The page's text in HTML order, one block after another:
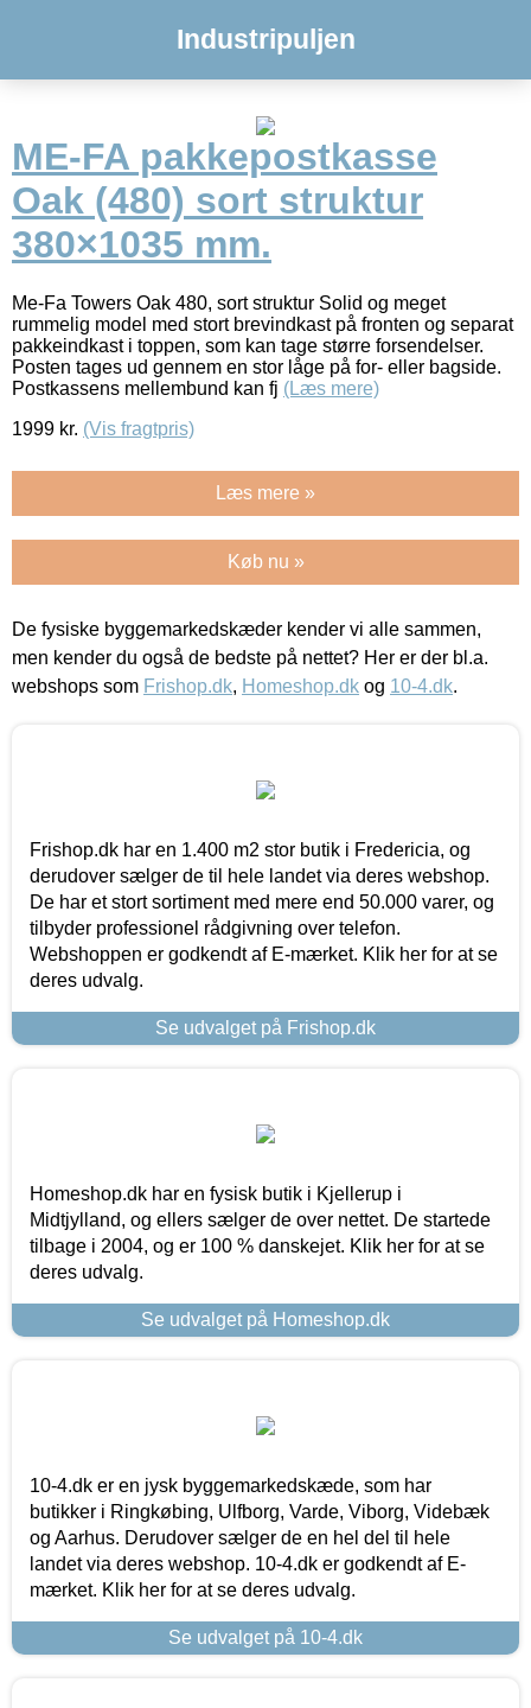
Industripuljen
ME-FA pakkepostkasse
Oak (480) sort struktur
380×1035 mm.
Me-Fa Towers Oak 480, sort struktur Solid og meget
rummelig model med stort brevindkast på fronten og separat
pakkeindkast i toppen, som kan tage større forsendelser.
Posten tages ud gennem en stor låge på for- eller bagside.
Postkassens mellembund kan fj (Læs mere)
1999 kr. (Vis fragtpris)
Læs mere »
Køb nu »
De fysiske byggemarkedskæder kender vi alle sammen,
men kender du også de bedste på nettet? Her er der bl.a.
webshops som Frishop.dk, Homeshop.dk og 10-4.dk.
Frishop.dk har en 1.400 m2 stor butik i Fredericia, og
derudover sælger de til hele landet via deres webshop.
De har et stort sortiment med mere end 50.000 varer, og
tilbyder professionel rådgivning over telefon.
Webshoppen er godkendt af E-mærket. Klik her for at se
deres udvalg.
Se udvalget på Frishop.dk
Homeshop.dk har en fysisk butik i Kjellerup i
Midtjylland, og ellers sælger de over nettet. De startede
tilbage i 2004, og er 100 % danskejet. Klik her for at se
deres udvalg.
Se udvalget på Homeshop.dk
10-4.dk er en jysk byggemarkedskæde, som har
butikker i Ringkøbing, Ulfborg, Varde, Viborg, Videbæk
og Aarhus. Derudover sælger de en hel del til hele
landet via deres webshop. 10-4.dk er godkendt af E-
mærket. Klik her for at se deres udvalg.
Se udvalget på 10-4.dk